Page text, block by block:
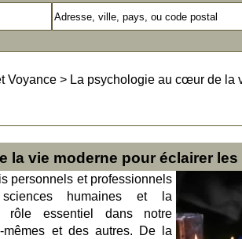
Voyance > La psychologie au cœur de la
la vie moderne pour éclairer
personnels et professionnels
humaines et la
rôle essentiel dans notre
mêmes et des autres. De la